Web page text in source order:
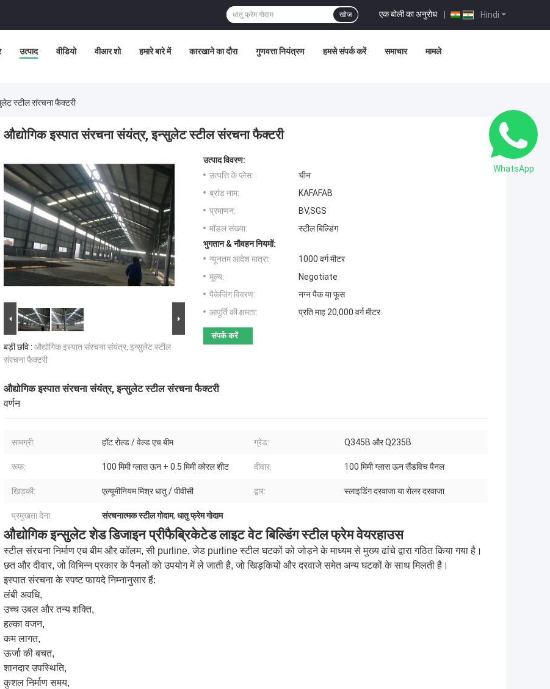
Hindi
एक बोली का अनुरोध |
खोज
उत्पाद वीडियो वीआर शो हमारे बारे में कारखाने का दौरा गुणवत्ता नियंत्रण हमसे संपर्क करें समाचार मामले
स्टील संरचना फैक्टरी
औद्योगिक इस्पात संरचना संयंत्र, इन्सुलेट स्टील संरचना फैक्टरी
बड़ी छवि : औद्योगिक इस्पात संरचना संयंत्र, इन्सुलेट स्टील
संरचना फैक्टरी
उत्पाद विवरण:
उत्पत्ति के प्लेस:
चीन
ब्रांड नाम:
KAFAFAB
प्रमाणन:
BV,SGS
मॉडल संख्या:
स्टील बिल्डिंग
भुगतान & नौवहन नियमों:
न्यूनतम आदेश मात्रा:
1000 वर्ग मीटर
मूल्य:
Negotiate
पैकेजिंग विवरण:
नग्न पैक या फूस
आपूर्ति की क्षमता:
प्रति माह 20,000 वर्ग मीटर
संपर्क करें
औद्योगिक इस्पात संरचना संयंत्र, इन्सुलेट स्टील संरचना फैक्टरी
वर्णन
सामग्री: हॉट रोल्ड / वेल्ड एच बीम ग्रेड: Q345B और Q235B
रूफ: 100 मिमी ग्लास ऊन + 0.5 मिमी कोरल शीट दीवार: 100 मिमी ग्लास ऊन सैंडविच पैनल
खिड़की: एल्यूमीनियम मिश्र धातु / पीवीसी द्वार: स्लाइडिंग दरवाजा या रोलर दरवाजा
प्रमुखता देना: संरचनात्मक स्टील गोदाम, धातु फ्रेम गोदाम
औद्योगिक इन्सुलेट शेड डिजाइन प्रीफैब्रिकेटेड लाइट वेट बिल्डिंग स्टील फ्रेम वेयरहाउस
स्टील संरचना निर्माण एच बीम और कॉलम, सी purline, जेड purline स्टील घटकों को जोड़ने के माध्यम से मुख्य ढांचे द्वारा गठित किया गया है।
छत और दीवार, जो विभिन्न प्रकार के पैनलों को उपयोग में ले जाती है, जो खिड़कियों और दरवाजे समेत अन्य घटकों के साथ मिलती है।
इस्पात संरचना के स्पष्ट फायदे निम्नानुसार हैं:
लंबी अवधि,
उच्च उबल और तन्य शक्ति,
हल्का वजन,
कम लागत,
ऊर्जा की बचत,
शानदार उपस्थिति,
कुशल निर्माण समय,
WhatsApp